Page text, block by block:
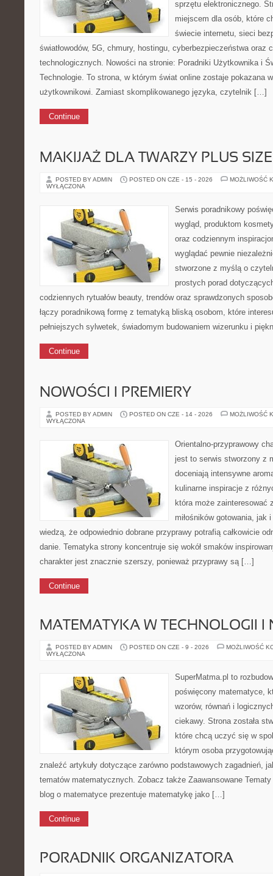
sprzętu elektronicznego.
miejscem dla osób, które
świecie internetu, sieci
światłowodów, 5G, chmury, hostingu, cyberbezpieczeństwa oraz
technologicznych. Nowości na stronie: Poradniki Użytkownika i
Technologie. To strona, w którym świat online zostaje pokazana
użytkownikowi. Zamiast skomplikowanego języka, czytelnik […]
Continue
MAKIJAŻ DLA TWARZY PLUS SIZE
POSTED BY ADMIN POSTED ON CZE - 15 - 2026
MOŻLIWOŚĆ
WYŁĄCZONA
Serwis poradnikowy
wygląd, produktom
oraz codziennym
wyglądać pewnie
stworzone z myślą o
prostych porad
codziennych rytuałów beauty, trendów oraz sprawdzonych
łączy poradnikową formę z tematyką bliską osobom, które
pełniejszych sylwetek, świadomym budowaniem wizerunku i
Continue
NOWOŚCI I PREMIERY
POSTED BY ADMIN POSTED ON CZE - 14 - 2026
MOŻLIWOŚĆ
WYŁĄCZONA
Orientalno-przyprawowy
jest to serwis stworzony z
doceniają intensywne
kulinarne inspiracje z
która może zainteresować
miłośników gotowania, jak
wiedzą, że odpowiednio dobrane przyprawy potrafią całkowicie
danie. Tematyka strony koncentruje się wokół smaków
charakter jest znacznie szerszy, ponieważ przyprawy są […]
Continue
MATEMATYKA W TECHNOLOGII I
POSTED BY ADMIN POSTED ON CZE - 9 - 2026
MOŻLIWOŚĆ
WYŁĄCZONA
SuperMatma.pl to
poświęcony matematyce,
wzorów, równań i
ciekawy. Strona została
które chcą uczyć się w
którym osoba
znaleźć artykuły dotyczące zarówno podstawowych zagadnień,
tematów matematycznych. Zobacz także Zaawansowane
blog o matematyce prezentuje matematykę jako […]
Continue
PORADNIK ORGANIZATORA